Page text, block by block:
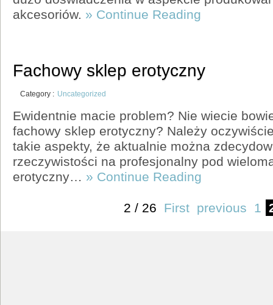
akcesoriów. » Continue Reading
Fachowy sklep erotyczny
Category : Uncategorized
Ewidentnie macie problem? Nie wiecie
fachowy sklep erotyczny? Należy
takie aspekty, że aktualnie można
rzeczywistości na profesjonalny pod
erotyczny… » Continue Reading
2 / 26 First previous 1